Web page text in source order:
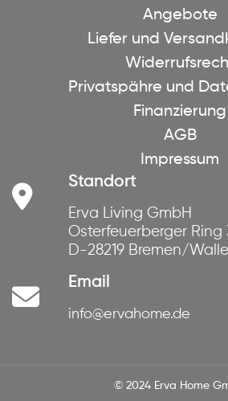
Angebote
Liefer und
Privatspähre und
Finanzierung
AGB
Impressum
Standort
Erva Living GmbH
Osterfeuerberger Ring
D-28219 Bremen/Walle
Email
info@ervahome.de
© 2024 Erva Home